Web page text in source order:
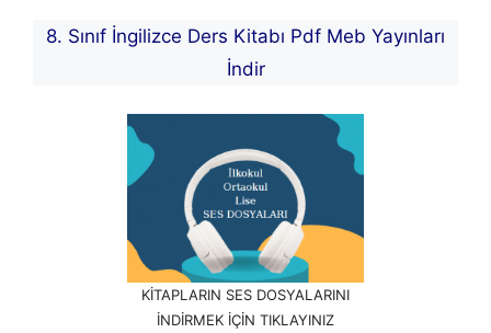
8. Sınıf İngilizce Ders Kitabı Pdf Meb Yayınları
İndir
KİTAPLARIN SES DOSYALARINI
İNDİRMEK İÇİN TIKLAYINIZ